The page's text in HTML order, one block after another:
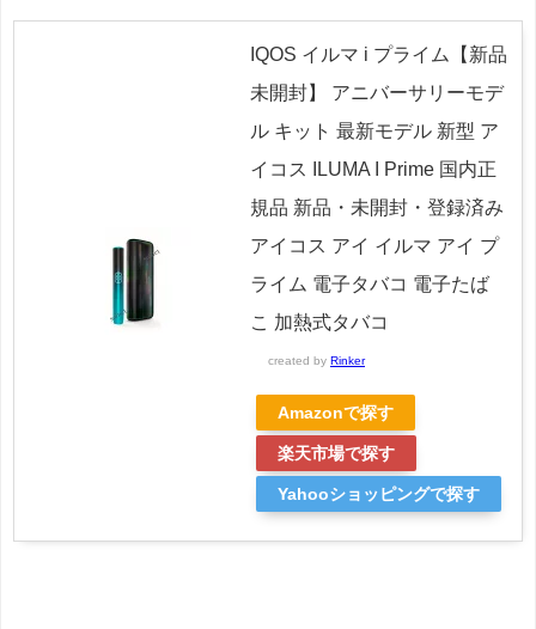
IQOS イルマ i プライム【新品
未開封】 アニバーサリーモデ
ル キット 最新モデル 新型 ア
イコス ILUMA I Prime 国内正
規品 新品・未開封・登録済み
アイコス アイ イルマ アイ プ
ライム 電子タバコ 電子たば
こ 加熱式タバコ
created by Rinker
Amazonで探す
楽天市場で探す
Yahooショッピングで探す